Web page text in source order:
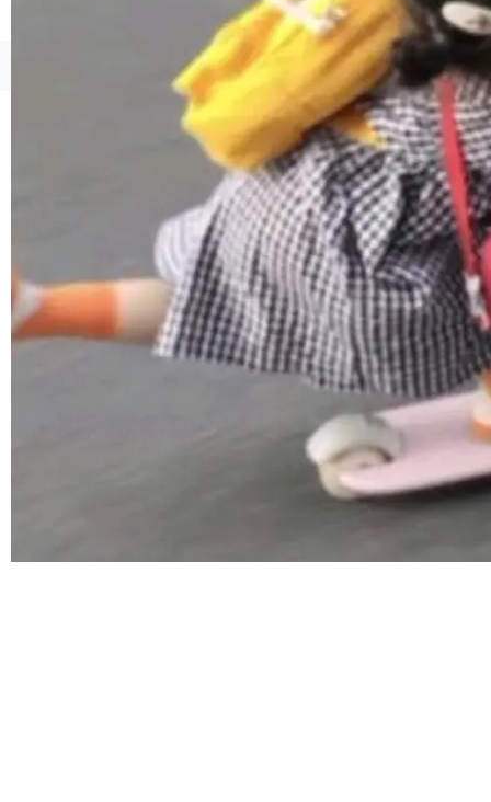
w 不要求标准普通话，方言识别覆盖粤语、吴语
等 10 大方言片区和 20 余个二级小片区。在开
源评测集中，Hy ASR 3.0 preview 在多语种的
©OSCHINA(OSChina.NET) 京ICP备2025119063号